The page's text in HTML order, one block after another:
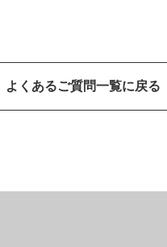
よくあるご質問一覧に戻る